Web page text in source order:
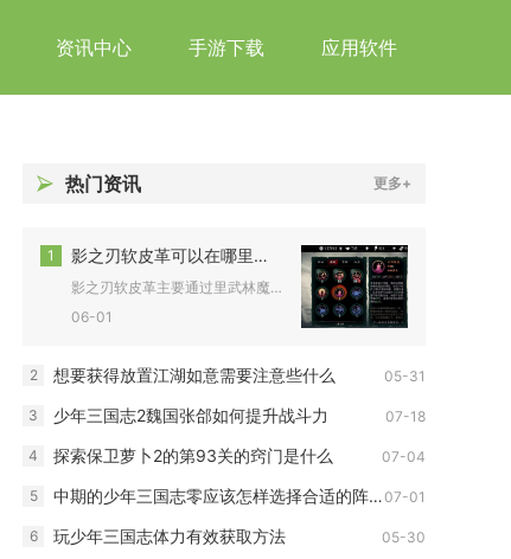
资讯中心 手游下载 应用软件
热门资讯 更多+
1 影之刃软皮革可以在哪里获得
影之刃软皮革主要通过里武林魔境副本、锻造空间混沌模式获取，也...
06-01
2 想要获得放置江湖如意需要注意些什么 05-31
3 少年三国志2魏国张郃如何提升战斗力 07-18
4 探索保卫萝卜2的第93关的窍门是什么 07-04
5 中期的少年三国志零应该怎样选择合适的阵容07-01
6 玩少年三国志体力有效获取方法 05-30